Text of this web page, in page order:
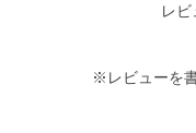
レビ
※レビューを